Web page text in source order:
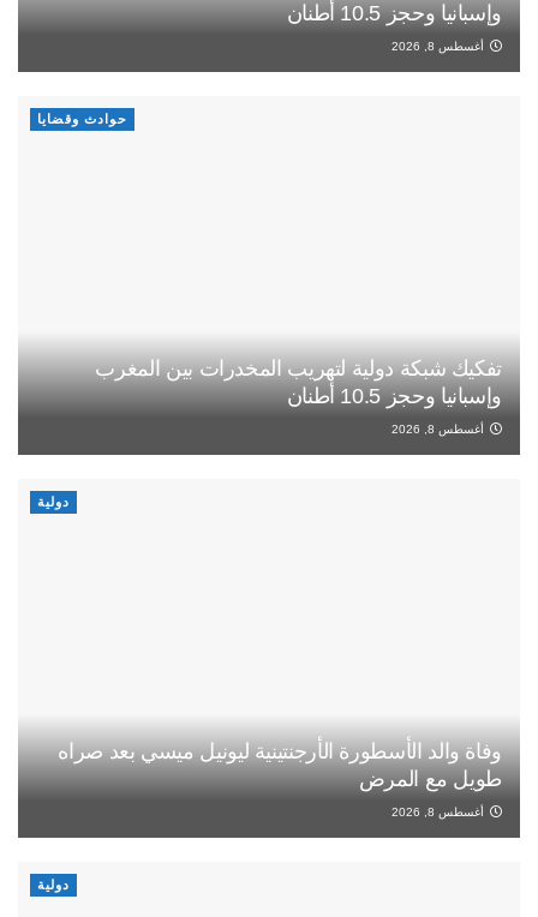
وإسبانيا وحجز 10.5 أطنان
أغسطس 8, 2026
حوادث وقضايا
تفكيك شبكة دولية لتهريب المخدرات بين المغرب
وإسبانيا وحجز 10.5 أطنان
أغسطس 8, 2026
دولية
وفاة والد الأسطورة الأرجنتينية ليونيل ميسي بعد صراه
طويل مع المرض
أغسطس 8, 2026
دولية